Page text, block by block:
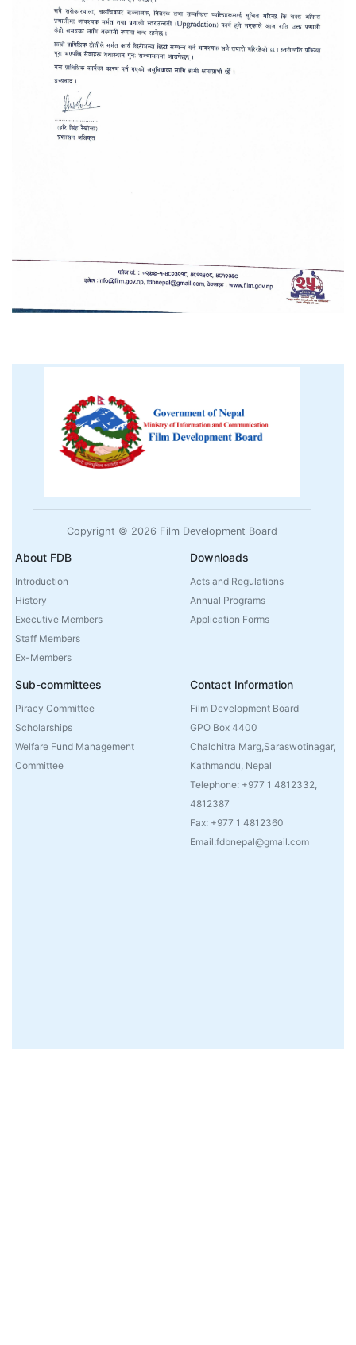
Copyright © 2026 Film Development Board
About FDB
Introduction
History
Executive Members
Staff Members
Ex-Members
Downloads
Acts and Regulations
Annual Programs
Application Forms
Sub-committees
Piracy Committee
Scholarships
Welfare Fund Management
Committee
Contact Information
Film Development Board
GPO Box 4400
Chalchitra Marg,Saraswotinagar,
Kathmandu, Nepal
Telephone: +977 1 4812332,
4812387
Fax: +977 1 4812360
Email:fdbnepal@gmail.com